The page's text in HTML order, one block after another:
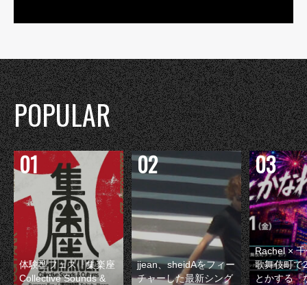
POPULAR
体験型フェス『集楽座
Collective Sounds &
jjean、sheidAをフィー
チャーした最新シング
Rachel ×
歌舞伎町で
とかする『